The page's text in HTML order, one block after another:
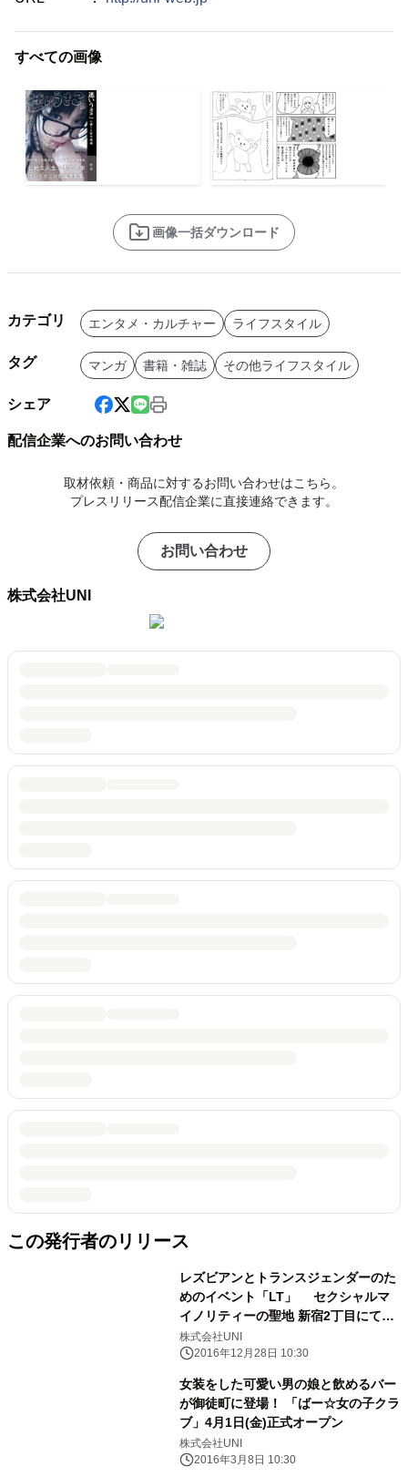
すべての画像
画像一括ダウンロード
カテゴリ エンタメ・カルチャー ライフスタイル
タグ マンガ 書籍・雑誌 その他ライフスタイル
シェア
配信企業へのお問い合わせ
取材依頼・商品に対するお問い合わせはこちら。
プレスリリース配信企業に直接連絡できます。
お問い合わせ
株式会社UNI
この発行者のリリース
レズビアンとトランスジェンダーのた
めのイベント「LT」 セクシャルマ
イノリティーの聖地 新宿2丁目にて
2017年1月21日開催！
株式会社UNI
2016年12月28日 10:30
女装をした可愛い男の娘と飲めるバー
が御徒町に登場！ 「ばー☆女の子クラ
ブ」4月1日(金)正式オープン
株式会社UNI
2016年3月8日 10:30